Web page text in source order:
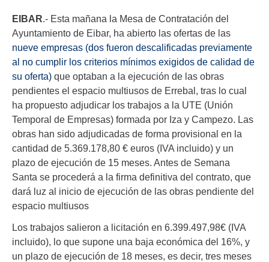
EIBAR .- Esta mañana la Mesa de Contratación del
Ayuntamiento de Eibar, ha abierto las ofertas de las
nueve empresas (dos fueron descalificadas previamente
al no cumplir los criterios mínimos exigidos de calidad de
su oferta) que optaban a la ejecución de las obras
pendientes el espacio multiusos de Errebal, tras lo cual
ha propuesto adjudicar los trabajos a la UTE (Unión
Temporal de Empresas) formada por Iza y Campezo. Las
obras han sido adjudicadas de forma provisional en la
cantidad de 5.369.178,80 € euros (IVA incluido) y un
plazo de ejecución de 15 meses. Antes de Semana
Santa se procederá a la firma definitiva del contrato, que
dará luz al inicio de ejecución de las obras pendiente del
espacio multiusos
Los trabajos salieron a licitación en 6.399.497,98€ (IVA
incluido), lo que supone una baja económica del 16%, y
un plazo de ejecución de 18 meses, es decir, tres meses